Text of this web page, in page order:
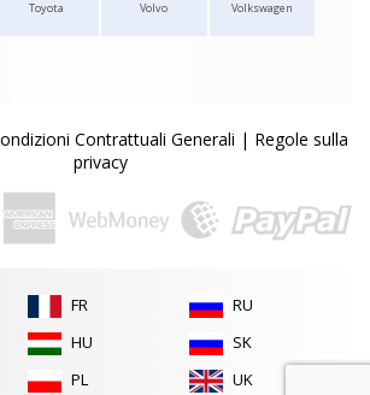
Toyota Volvo Volkswagen
Contrattuali Generali | Regole sulla
privacy
FR
HU
PL
RU
SK
UK